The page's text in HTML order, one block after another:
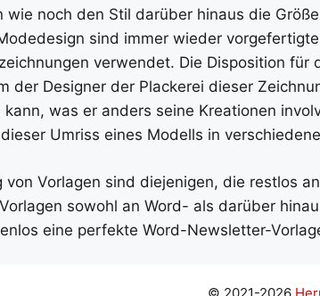
wie noch den Stil darüber hinaus die
sind immer wieder
verwendet. Die Disposition für
der Designer der Plackerei dieser
was er anders seine Kreationen
Umriss eines Modells in
von Vorlagen sind diejenigen, die restlos
sowohl an Word- als darüber
eine perfekte Word-Newsletter-